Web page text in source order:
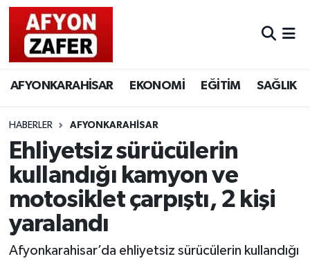
AFYONKARAHİSAR EKONOMİ EĞİTİM SAĞLIK
HABERLER AFYONKARAHİSAR
Ehliyetsiz sürücülerin
kullandığı kamyon ve
motosiklet çarpıştı, 2 kişi
yaralandı
Afyonkarahisar’da ehliyetsiz sürücülerin kullandığı